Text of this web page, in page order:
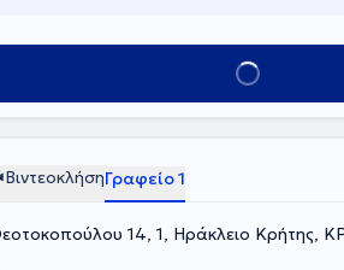
Κλείσε ραντεβού
ΒιντεοκλήσηΓραφείο 1
14, 1, Ηράκλειο Κρήτης,